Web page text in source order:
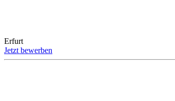
Erfurt
Jetzt bewerben